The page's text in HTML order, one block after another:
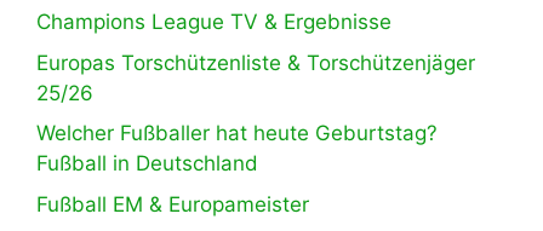
Champions League TV & Ergebnisse
Europas Torschützenliste & Torschützenjäger
25/26
Welcher Fußballer hat heute Geburtstag?
Fußball in Deutschland
Fußball EM & Europameister